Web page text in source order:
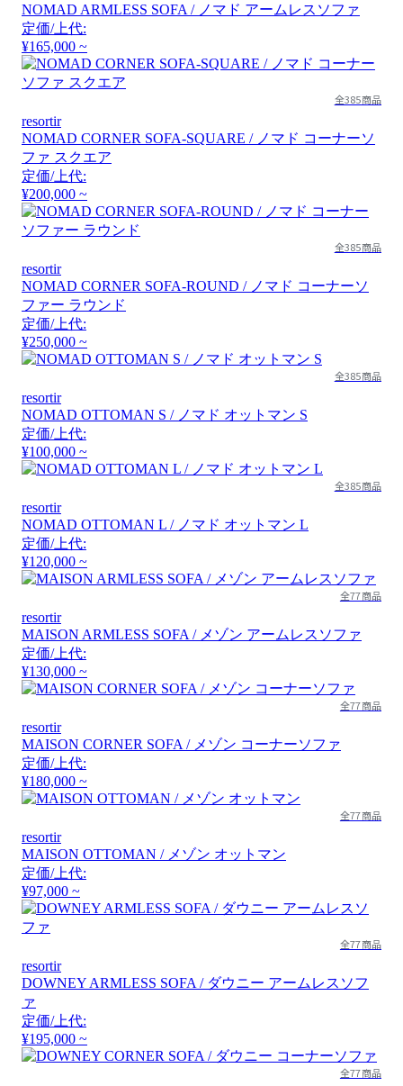
NOMAD ARMLESS SOFA / ノマド アームレスソファ
定価/上代:
¥165,000 ~
全385商品
resortir
NOMAD CORNER SOFA-SQUARE / ノマド コーナーソ
ファ スクエア
定価/上代:
¥200,000 ~
全385商品
resortir
NOMAD CORNER SOFA-ROUND / ノマド コーナーソ
ファー ラウンド
定価/上代:
¥250,000 ~
全385商品
resortir
NOMAD OTTOMAN S / ノマド オットマン S
定価/上代:
¥100,000 ~
全385商品
resortir
NOMAD OTTOMAN L / ノマド オットマン L
定価/上代:
¥120,000 ~
全77商品
resortir
MAISON ARMLESS SOFA / メゾン アームレスソファ
定価/上代:
¥130,000 ~
全77商品
resortir
MAISON CORNER SOFA / メゾン コーナーソファ
定価/上代:
¥180,000 ~
全77商品
resortir
MAISON OTTOMAN / メゾン オットマン
定価/上代:
¥97,000 ~
全77商品
resortir
DOWNEY ARMLESS SOFA / ダウニー アームレスソフ
ァ
定価/上代:
¥195,000 ~
全77商品